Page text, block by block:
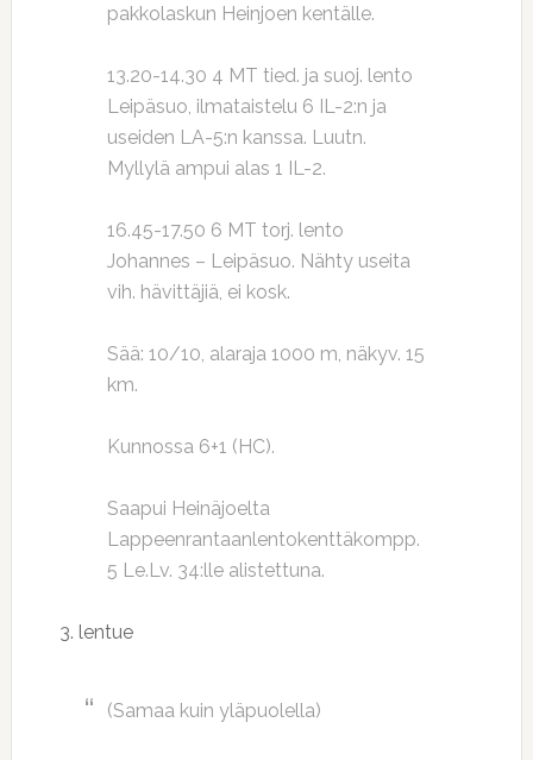
pakkolaskun Heinjoen kentälle.
13.20-14.30 4 MT tied. ja suoj. lento
Leipäsuo, ilmataistelu 6 IL-2:n ja
useiden LA-5:n kanssa. Luutn.
Myllylä ampui alas 1 IL-2.
16.45-17.50 6 MT torj. lento
Johannes – Leipäsuo. Nähty useita
vih. hävittäjiä, ei kosk.
Sää: 10/10, alaraja 1000 m, näkyv. 15
km.
Kunnossa 6+1 (HC).
Saapui Heinäjoelta
Lappeenrantaanlentokenttäkompp.
5 Le.Lv. 34:lle alistettuna.
3. lentue
(Samaa kuin yläpuolella)